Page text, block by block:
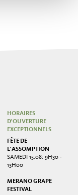
HORAIRES
D'OUVERTURE
EXCEPTIONNELS
FÊTE DE
L'ASSOMPTION
SAMEDI 15.08: 9H30 -
13H00
MERANO GRAPE
FESTIVAL